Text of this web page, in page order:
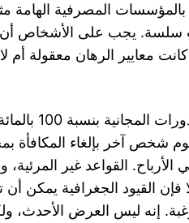
كانت معايير الرهان معقولة
أكمل دائمًا
شخص آخر بإلغاء
القواعد غير
فإن القيود الجغرافية يمكن أن
إنه ليس العرض الأحدث،